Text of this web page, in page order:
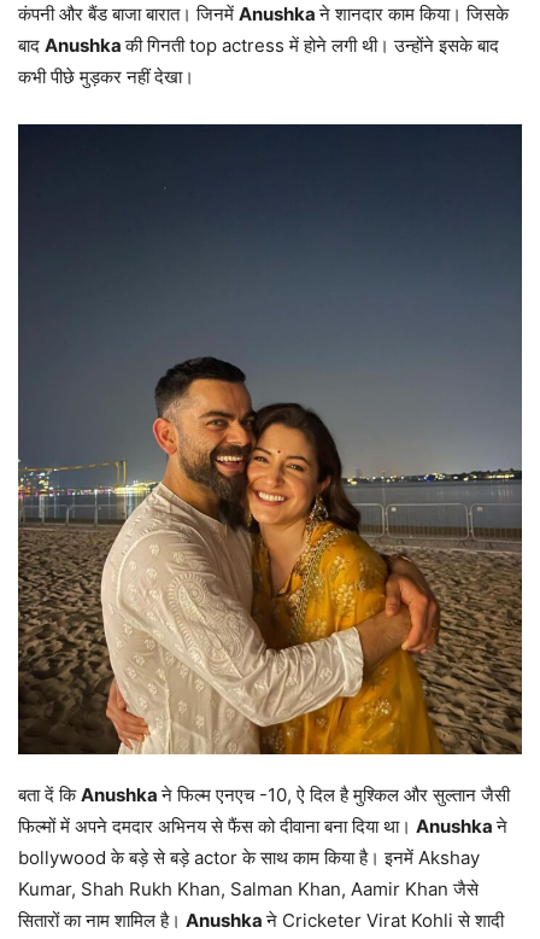
कंपनी और बैंड बाजा बारात। जिनमें Anushkaने शानदार काम किया। जिसके
बाद Anushkaकी गिनती top actress में होने लगी थी। उन्होंने इसके बाद
कभी पीछे मुड़कर नहीं देखा।
बता दें किAnushkaने फिल्म एनएच -10, ऐ दिल है मुश्किल और सुल्तान जैसी
फिल्मों में अपने दमदार अभिनय से फैंस को दीवाना बना दिया था। Anushkaने
bollywood के बड़े से बड़े actor के साथ काम किया है। इनमें Akshay
Kumar, Shah Rukh Khan, Salman Khan, Aamir Khan जैसे
सितारों का नाम शामिल है। Anushkaने Cricketer Virat Kohli से शादी